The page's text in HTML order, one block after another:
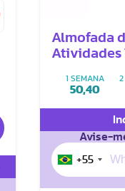
Almofada
Atividades
1 SEMANA
50,40
2
Avise-
+55